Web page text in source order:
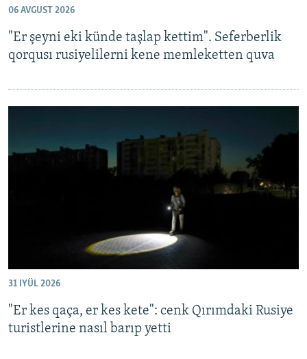
Українською
RFE/RS bütün saytları
06 AVGUST 2026
"Er şeyni eki künde taşlap kettim". Seferberlik
qorqusı rusiyelilerni kene memleketten quva
31 IYÜL 2026
"Er kes qaça, er kes kete": cenk Qırımdaki Rusiye
turistlerine nasıl barıp yetti